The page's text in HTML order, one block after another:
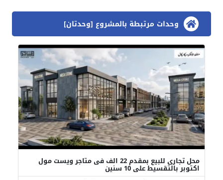
وحدات مرتبطة بالمشروع [وحدتان]
محل تجارى للبيع بمقدم 22 الف فى متاجر ويست مول
اكتوبر بالتقسيط على 10 سنين